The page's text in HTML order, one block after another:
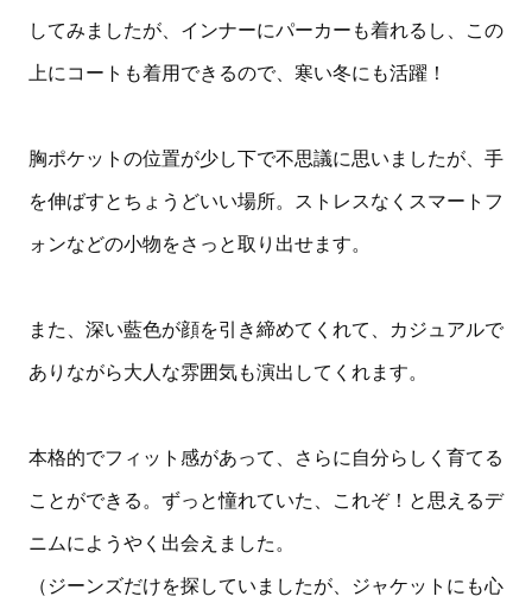
してみましたが、インナーにパーカーも着れるし、この
上にコートも着用できるので、寒い冬にも活躍！
胸ポケットの位置が少し下で不思議に思いましたが、手
を伸ばすとちょうどいい場所。ストレスなくスマートフ
ォンなどの小物をさっと取り出せます。
また、深い藍色が顔を引き締めてくれて、カジュアルで
ありながら大人な雰囲気も演出してくれます。
本格的でフィット感があって、さらに自分らしく育てる
ことができる。ずっと憧れていた、これぞ！と思えるデ
ニムにようやく出会えました。
（ジーンズだけを探していましたが、ジャケットにも心